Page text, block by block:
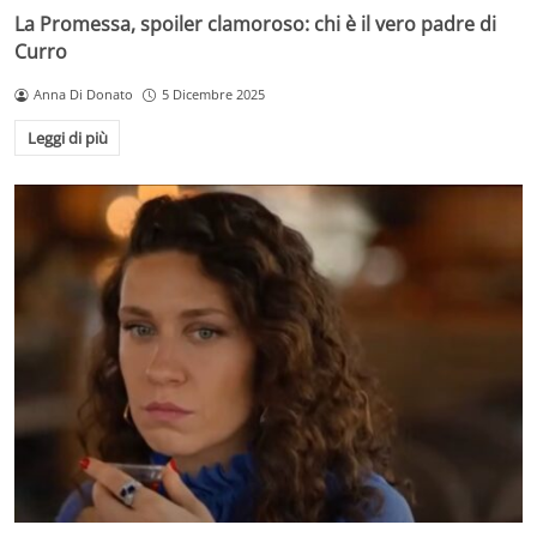
La Promessa, spoiler clamoroso: chi è il vero padre di
Curro
Anna Di Donato 5 Dicembre 2025
Leggi di più